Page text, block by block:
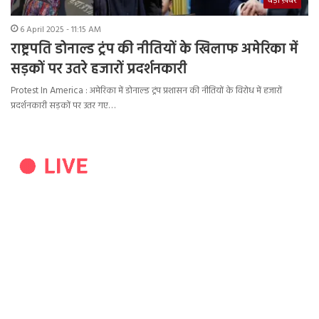
6 April 2025 - 11:15 AM
राष्ट्रपति डोनाल्ड ट्रंप की नीतियों के खिलाफ अमेरिका में
सड़कों पर उतरे हजारों प्रदर्शनकारी
Protest In America : अमेरिका में डोनाल्ड ट्रंप प्रशासन की नीतियों के विरोध में हजारों
प्रदर्शनकारी सड़कों पर उतर गए…